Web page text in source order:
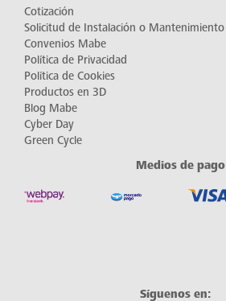
Cotización
Solicitud de Instalación o Mantenimiento
Convenios Mabe
Política de Privacidad
Política de Cookies
Productos en 3D
Blog Mabe
Cyber Day
Green Cycle
Medios de pago
Síguenos en: